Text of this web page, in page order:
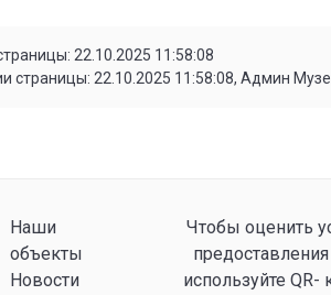
22.10.2025 11:58:08
страницы: 22.10.2025 11:58:08, Админ
Наши
объекты
Новости
Чтобы оценить
предоставления
используйте QR-